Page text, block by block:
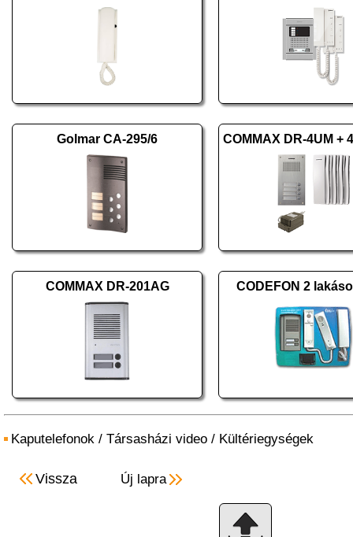
Golmar CA-295/6
COMMAX DR-201AG CODEFON 2
Kaputelefonok / Társasházi video / Kültériegységek
Vissza Új lapra